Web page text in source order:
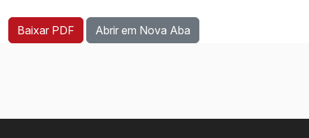
Baixar PDF Abrir em Nova Aba